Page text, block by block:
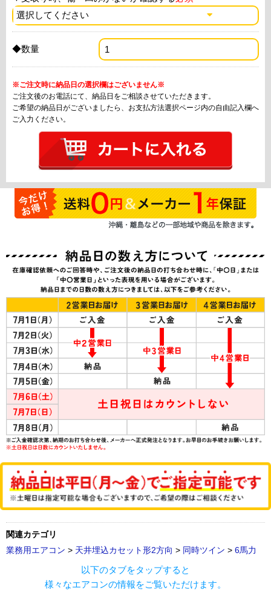
◆数量
※ご注文時に納品日の選択欄はございません※
ご注文後のお電話にて、納品日をご相談させていただきます。
ご希望の納品日がございましたら、お支払方法選択ページ内の自由記入欄へ
ご入力ください。
関連カテゴリ
業務用エアコン > 天井埋込カセット形2方向 > 同時ツイン > 6馬力
以下のタブをタップすると
様々なエアコンの情報をご覧いただけます。